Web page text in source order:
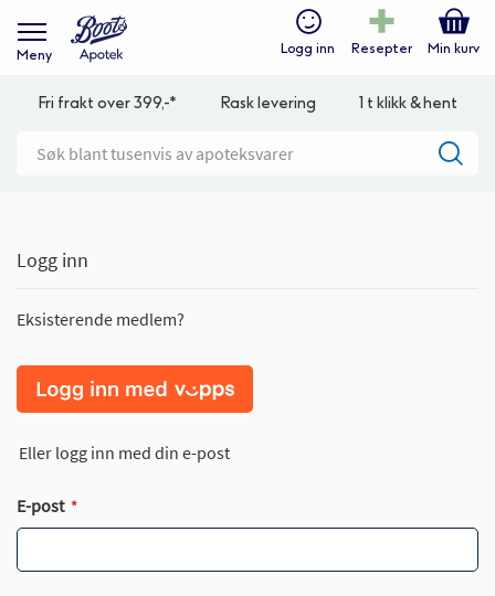
Meny Logg inn Resepter Min kurv
Fri frakt over 399,-* Rask levering 1 t klikk & hent
Logg inn
Eksisterende medlem?
Eller logg inn med din e-post
E-post